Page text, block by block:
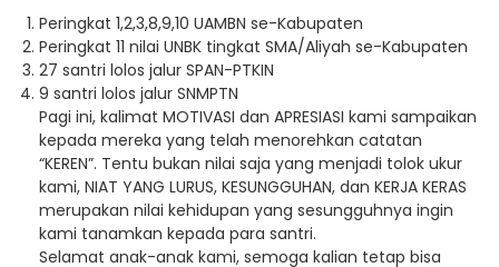
Peringkat 1,2,3,8,9,10 UAMBN se-Kabupaten
Peringkat 11 nilai UNBK tingkat SMA/Aliyah se-Kabupaten
27 santri lolos jalur SPAN-PTKIN
9 santri lolos jalur SNMPTN
Pagi ini, kalimat MOTIVASI dan APRESIASI kami sampaikan
kepada mereka yang telah menorehkan catatan
“KEREN”. Tentu bukan nilai saja yang menjadi tolok ukur
kami, NIAT YANG LURUS, KESUNGGUHAN, dan KERJA KERAS
merupakan nilai kehidupan yang sesungguhnya ingin
kami tanamkan kepada para santri.
Selamat anak-anak kami, semoga kalian tetap bisa